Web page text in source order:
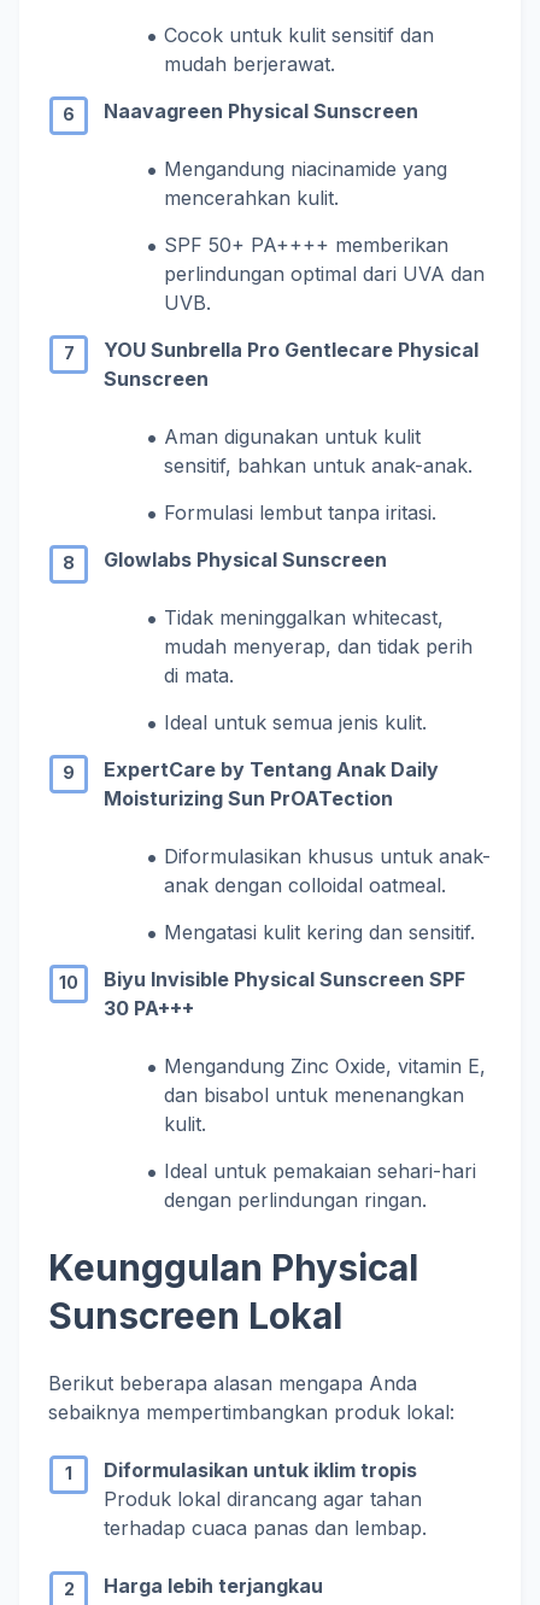
Cocok untuk kulit sensitif dan
mudah berjerawat.
Naavagreen Physical Sunscreen
Mengandung niacinamide yang
mencerahkan kulit.
SPF 50+ PA++++ memberikan
perlindungan optimal dari UVA dan
UVB.
YOU Sunbrella Pro Gentlecare Physical
Sunscreen
Aman digunakan untuk kulit
sensitif, bahkan untuk anak-anak.
Formulasi lembut tanpa iritasi.
Glowlabs Physical Sunscreen
Tidak meninggalkan whitecast,
mudah menyerap, dan tidak perih
di mata.
Ideal untuk semua jenis kulit.
ExpertCare by Tentang Anak Daily
Moisturizing Sun PrOATection
Diformulasikan khusus untuk anak-
anak dengan colloidal oatmeal.
Mengatasi kulit kering dan sensitif.
Biyu Invisible Physical Sunscreen SPF
30 PA+++
Mengandung Zinc Oxide, vitamin E,
dan bisabol untuk menenangkan
kulit.
Ideal untuk pemakaian sehari-hari
dengan perlindungan ringan.
Keunggulan Physical
Sunscreen Lokal
Berikut beberapa alasan mengapa Anda
sebaiknya mempertimbangkan produk lokal:
Diformulasikan untuk iklim tropis
Produk lokal dirancang agar tahan
terhadap cuaca panas dan lembap.
Harga lebih terjangkau